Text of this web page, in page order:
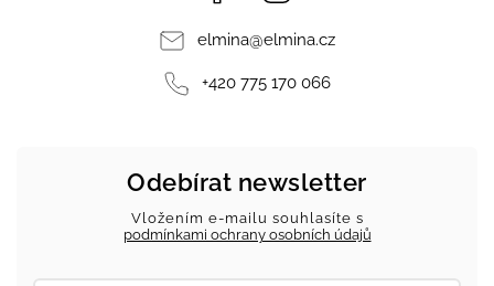
elmina@elmina.cz
+420 775 170 066
Odebírat newsletter
Vložením e-mailu souhlasíte s
podmínkami ochrany osobních údajů